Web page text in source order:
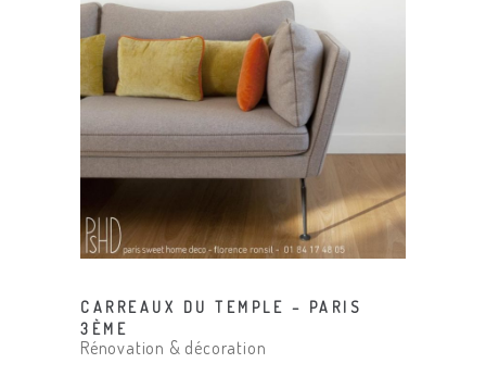
CARREAUX DU TEMPLE – PARIS
3ÈME
Rénovation & décoration